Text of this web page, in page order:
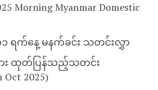
Morning Myanmar Domestic
ရက်နေ့ မနက်ခင်း သတင်းလွှာ
ျား ထုတ်ပြန်သည့်သတင်း
2025)